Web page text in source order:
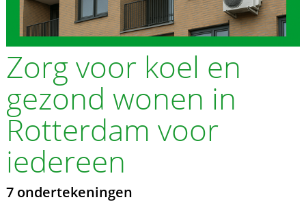
Zorg voor koel en
gezond wonen in
Rotterdam voor
iedereen
7 ondertekeningen